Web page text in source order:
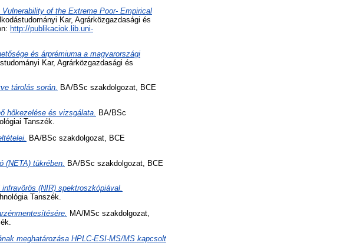
of the Extreme Poor- Empirical
Kar, Agrárközgazdasági és
http://publikaciok.lib.uni-
és árprémiuma a magyarországi
Kar, Agrárközgazdasági és
tárolás során. BA/BSc szakdolgozat, BCE
hőkezelése és vizsgálata. BA/BSc
Tanszék.
BA/BSc szakdolgozat, BCE
(NETA) tükrében. BA/BSc szakdolgozat, BCE
(NIR) spektroszkópiával.
Tanszék.
MA/MSc szakdolgozat,
meghatározása HPLC-ESI-MS/MS kapcsolt